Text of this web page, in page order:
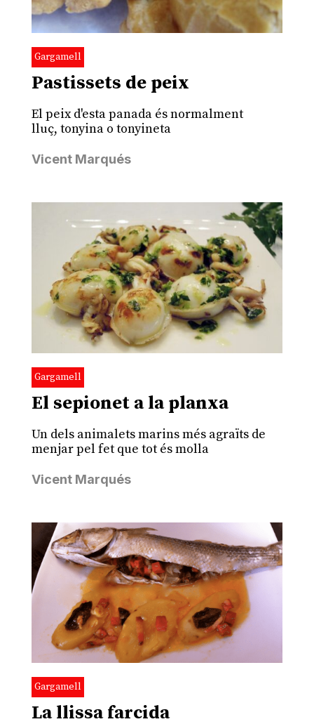
Gargamell
Pastissets de peix
El peix d'esta panada és normalment
lluç, tonyina o tonyineta
Vicent Marqués
Gargamell
El sepionet a la planxa
Un dels animalets marins més agraïts de
menjar pel fet que tot és molla
Vicent Marqués
Gargamell
La llissa farcida